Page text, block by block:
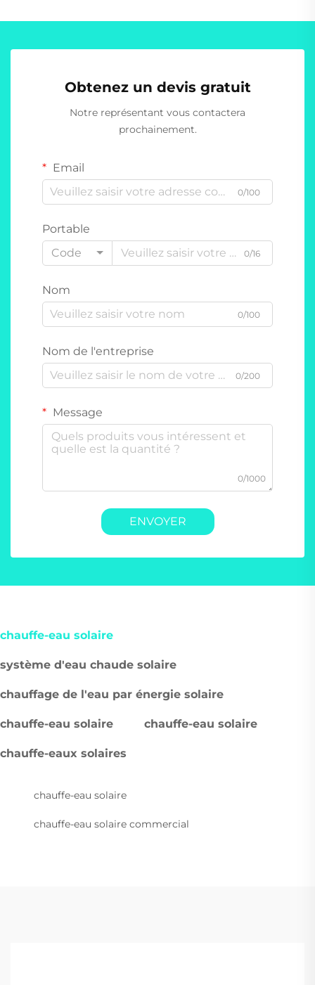
Obtenez un devis gratuit
Notre représentant vous contactera
prochainement.
Email
0/100
Portable
Code
0/16
Nom
0/100
Nom de l'entreprise
0/200
Message
0/1000
ENVOYER
chauffe-eau solaire
système d'eau chaude solaire
chauffage de l'eau par énergie solaire
chauffe-eau solaire chauffe-eau solaire
chauffe-eaux solaires
chauffe-eau solaire
chauffe-eau solaire commercial